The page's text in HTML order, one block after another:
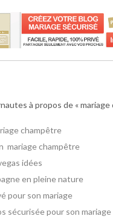
à propos de « mariage
champêtre
mariage champêtre
idées
en pleine nature
pour son mariage
sécurisée pour son mariage